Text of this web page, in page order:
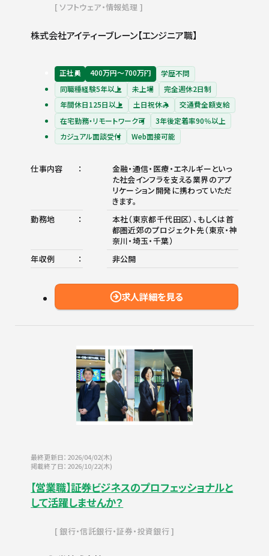
ソフトウェア・情報処理
株式会社アイティーブレーン【エンジニア職】
正社員 400万円〜700万円
学歴不問
同職種経験5年以上
未上場
完全週休2日制
年間休日125日以上
土日祝休み
交通費全額支給
在宅勤務・リモートワーク可
3年後定着率90％以上
カジュアル面談受付
Web面接可能
仕事内容
金融・通信・医療・エネルギーといっ
た社会インフラを支える業界のアプ
リケーション開発に携わっていただ
きます。
勤務地
本社（東京都千代田区）、もしくは首
都圏近郊のプロジェクト先（東京・神
奈川・埼玉・千葉）
年収例
非公開
求人詳細を見る
最終更新日：2026/04/02(木)
掲載終了日：2026/10/22(木)
【営業職】証券ビジネスのプロフェッショナルと
して活躍しませんか？
銀行・信託銀行・証券・投資銀行